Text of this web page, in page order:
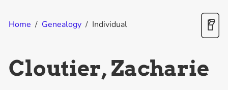
Home / Genealogy / Individual
Cloutier, Zacharie